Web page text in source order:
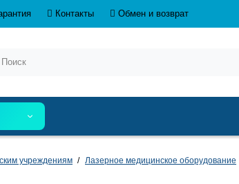
Контакты Обмен и возврат
учреждениям Лазерное медицинское оборудование